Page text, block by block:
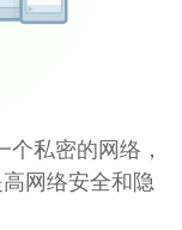
私密的网络，
网络安全和隐